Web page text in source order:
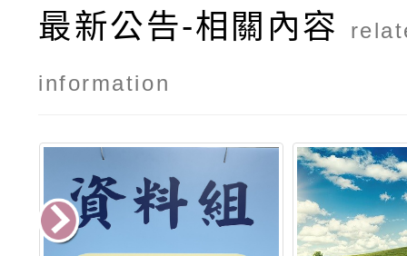
最新公告-相關內容
information